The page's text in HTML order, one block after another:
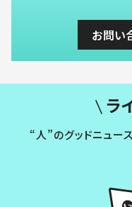
お問い
ラ
“人”のグッドニュー